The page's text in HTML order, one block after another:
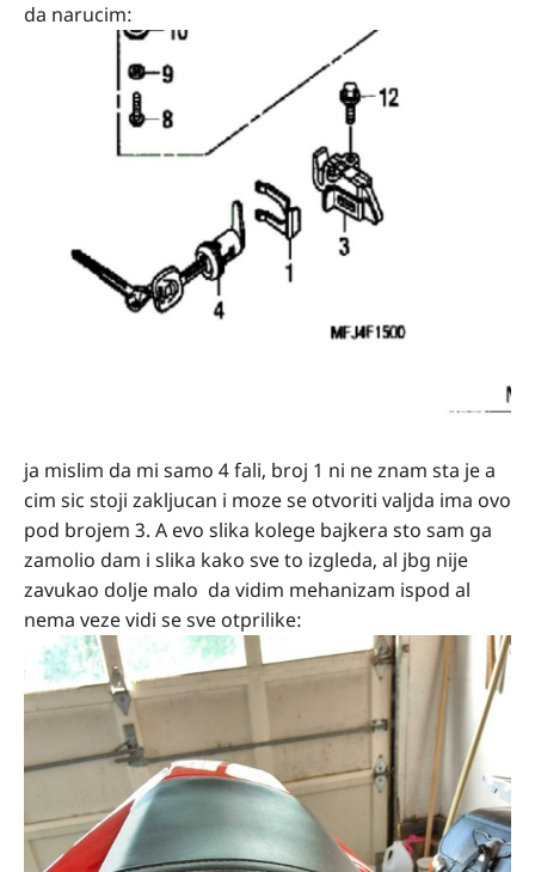
da narucim:
ja mislim da mi samo 4 fali, broj 1 ni ne znam sta je a
cim sic stoji zakljucan i moze se otvoriti valjda ima ovo
pod brojem 3. A evo slika kolege bajkera sto sam ga
zamolio dam i slika kako sve to izgleda, al jbg nije
zavukao dolje malo da vidim mehanizam ispod al
nema veze vidi se sve otprilike: